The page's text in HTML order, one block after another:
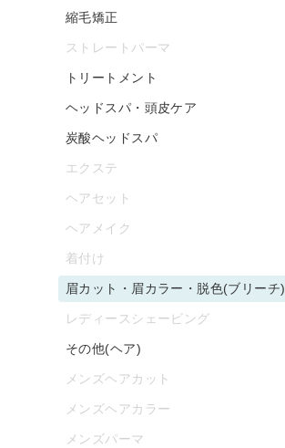
縮毛矯正
ストレートパーマ
トリートメント
ヘッドスパ・頭皮ケア
炭酸ヘッドスパ
エクステ
ヘアセット
ヘアメイク
着付け
眉カット・眉カラー・脱色(ブリーチ)
レディースシェービング
その他(ヘア)
メンズヘアカット
メンズヘアカラー
メンズパーマ